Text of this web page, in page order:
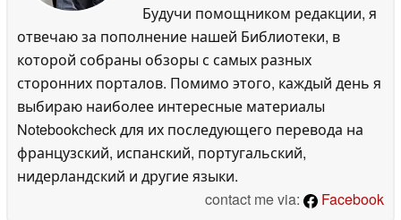
Будучи помощником редакции, я
отвечаю за пополнение нашей Библиотеки, в
которой собраны обзоры с самых разных
сторонних порталов. Помимо этого, каждый день я
выбираю наиболее интересные материалы
Notebookcheck для их последующего перевода на
французский, испанский, португальский,
нидерландский и другие языки.
contact me via:
Facebook